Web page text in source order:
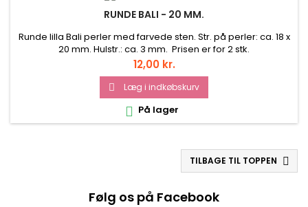
RUNDE BALI - 20 MM.
Runde lilla Bali perler med farvede sten. Str. på perler: ca. 18 x
20 mm. Hulstr.: ca. 3 mm. Prisen er for 2 stk.
Pris
12,00 kr.
 Læg i indkøbskurv
 På lager
TILBAGE TIL TOPPEN 
Følg os på Facebook